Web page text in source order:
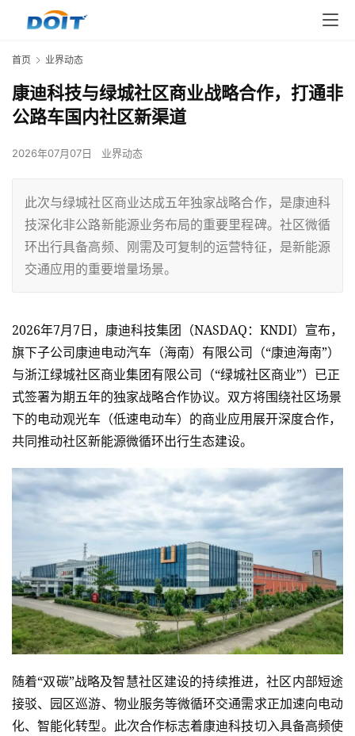
首页 业界动态
康迪科技与绿城社区商业战略合作，打通非
公路车国内社区新渠道
2026年07月07日 业界动态
此次与绿城社区商业达成五年独家战略合作，是康迪科
技深化非公路新能源业务布局的重要里程碑。社区微循
环出行具备高频、刚需及可复制的运营特征，是新能源
交通应用的重要增量场景。
2026年7月7日，康迪科技集团（NASDAQ：KNDI）宣布，
旗下子公司康迪电动汽车（海南）有限公司（“康迪海南”）
与浙江绿城社区商业集团有限公司（“绿城社区商业”）已正
式签署为期五年的独家战略合作协议。双方将围绕社区场景
下的电动观光车（低速电动车）的商业应用展开深度合作，
共同推动社区新能源微循环出行生态建设。
随着“双碳”战略及智慧社区建设的持续推进，社区内部短途
接驳、园区巡游、物业服务等微循环交通需求正加速向电动
化、智能化转型。此次合作标志着康迪科技切入具备高频使